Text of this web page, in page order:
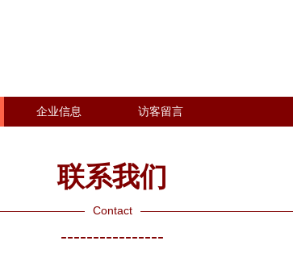
企业信息 访客留言
联系我们
Contact
----------------